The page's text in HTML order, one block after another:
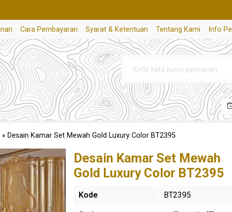
Cara Pembayaran Syarat & Ketentuan Tentang Kami Info
» Desain Kamar Set Mewah Gold Luxury Color BT2395
Desain Kamar Set Mewah
Gold Luxury Color BT2395
Kode BT2395